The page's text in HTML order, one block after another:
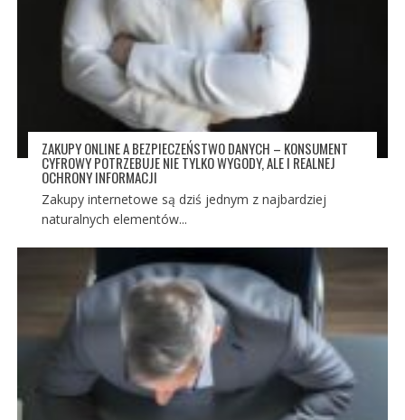
ZAKUPY ONLINE A BEZPIECZEŃSTWO DANYCH – KONSUMENT
CYFROWY POTRZEBUJE NIE TYLKO WYGODY, ALE I REALNEJ
OCHRONY INFORMACJI
Zakupy internetowe są dziś jednym z najbardziej
naturalnych elementów...